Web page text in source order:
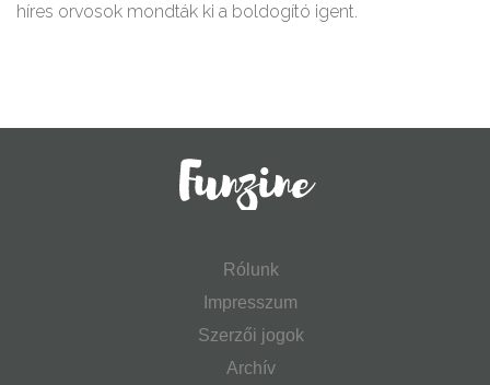
híres orvosok mondták ki a boldogító igent.
Rólunk
Impresszum
Szerzői jogok
Archív